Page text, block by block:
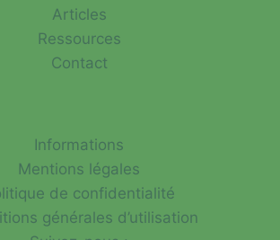
Articles
Ressources
Contact
Informations
Mentions légales
de confidentialité
générales d’utilisation